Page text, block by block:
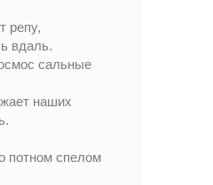
репу,
вдаль.
сальные
наших
потном спелом